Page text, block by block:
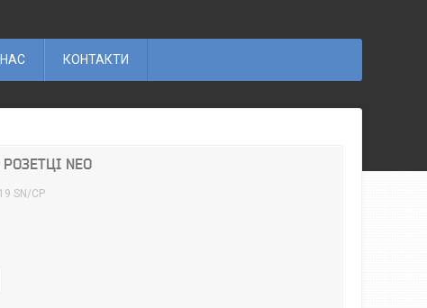
КОНТАКТИ
NEO
SN/CP